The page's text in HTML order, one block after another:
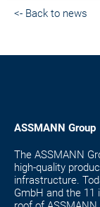
<- Back to news
ASSMANN Group
The ASSMANN
high-quality
infrastructure.
GmbH and the 11